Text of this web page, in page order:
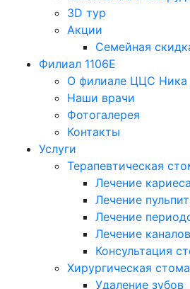
3D тур
Акции
Семейная
Филиал 1106Е
О филиале ЦЦС Ника
Наши врачи
Фотогалерея
Контакты
Услуги
Терапевтическая
Лечение кариеса
Лечение
Лечение
Лечение
Консультация
Хирургическая
Удаление зубов